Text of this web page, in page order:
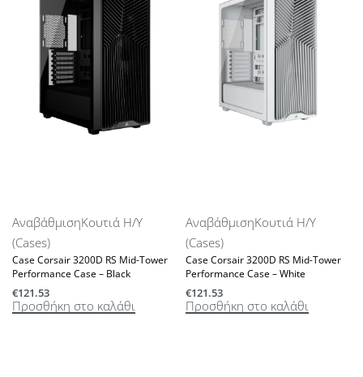
ΑναβάθμισηΚουτιά Η/Υ
(Cases)
Case Corsair 3200D RS Mid-Tower
Performance Case – Black
€121.53
Προσθήκη στο καλάθι
ΑναβάθμισηΚουτιά Η/Υ
(Cases)
Case Corsair 3200D RS Mid-Tower
Performance Case – White
€121.53
Προσθήκη στο καλάθι